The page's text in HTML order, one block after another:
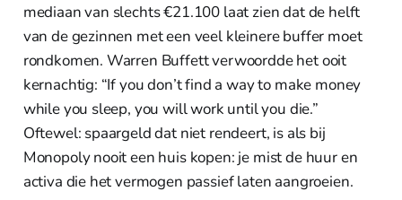
mediaan van slechts €21.100 laat zien dat de helft
van de gezinnen met een veel kleinere buffer moet
rondkomen. Warren Buffett verwoordde het ooit
kernachtig: “If you don’t find a way to make money
while you sleep, you will work until you die.”
Oftewel: spaargeld dat niet rendeert, is als bij
Monopoly nooit een huis kopen: je mist de huur en
activa die het vermogen passief laten aangroeien.